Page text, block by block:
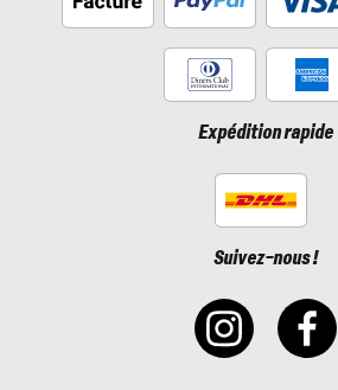
Expédition rapide
Suivez-nous !